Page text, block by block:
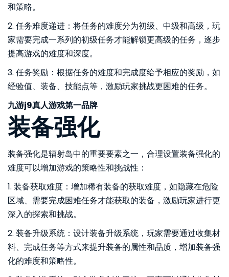
和策略。
2. 任务难度递进：将任务的难度分为初级、中级和高级，玩
家需要完成一系列的初级任务才能解锁更高级的任务，逐步
提高游戏的难度和深度。
3. 任务奖励：根据任务的难度和完成度给予相应的奖励，如
经验值、装备、技能点等，激励玩家挑战更困难的任务。
九游j9真人游戏第一品牌
装备强化
装备强化是辐射岛中的重要要素之一，合理设置装备强化的
难度可以增加游戏的策略性和挑战性：
1. 装备获取难度：增加稀有装备的获取难度，如隐藏在危险
区域、需要完成困难任务才能获取的装备，激励玩家进行更
深入的探索和挑战。
2. 装备升级系统：设计装备升级系统，玩家需要通过收集材
料、完成任务等方式来提升装备的属性和品质，增加装备强
化的难度和策略性。